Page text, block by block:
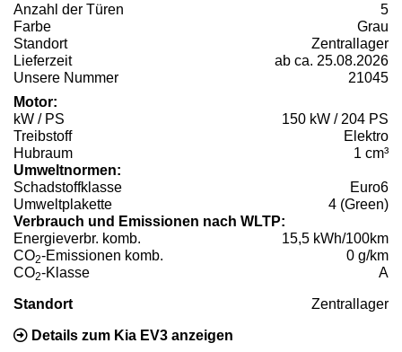
Anzahl der Türen
5
Farbe
Grau
Standort
Zentrallager
Lieferzeit
ab ca. 25.08.2026
Unsere Nummer
21045
Motor:
kW / PS
150 kW / 204 PS
Treibstoff
Elektro
Hubraum
1 cm³
Umweltnormen:
Schadstoffklasse
Euro6
Umweltplakette
4 (Green)
Verbrauch und Emissionen nach WLTP:
Energieverbr. komb.
15,5 kWh/100km
CO2-Emissionen komb.
0 g/km
CO2-Klasse A
Standort Zentrallager
Details zum Kia EV3 anzeigen